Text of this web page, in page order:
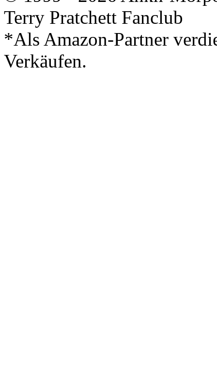
Terry Pratchett Fanclub
*Als Amazon-Partner
Verkäufen.